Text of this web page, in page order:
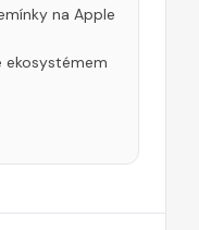
na Apple
ekosystémem